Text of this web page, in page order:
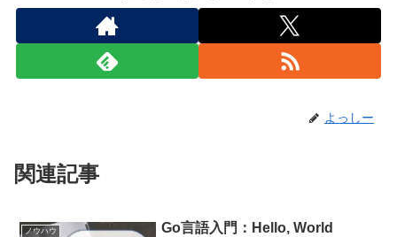
よっしー
関連記事
ノウハウ Go言語入門：Hello, World